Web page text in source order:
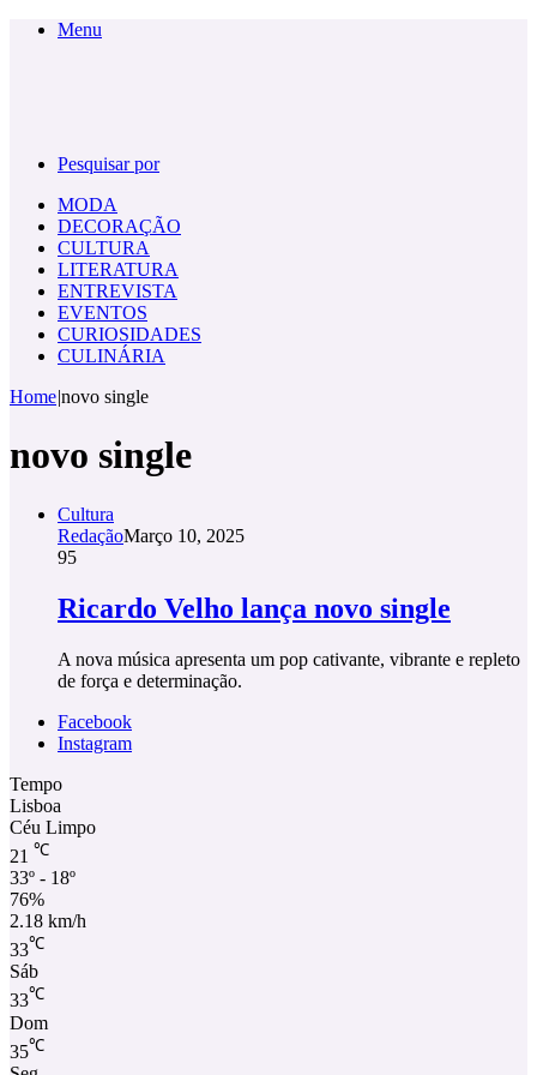
Menu
Pesquisar por
MODA
DECORAÇÃO
CULTURA
LITERATURA
ENTREVISTA
EVENTOS
CURIOSIDADES
CULINÁRIA
Home|novo single
novo single
Cultura
RedaçãoMarço 10, 2025
95
Ricardo Velho lança novo single
A nova música apresenta um pop cativante, vibrante e repleto
de força e determinação.
Facebook
Instagram
Tempo
Lisboa
Céu Limpo
21 ℃
33º - 18º
76%
2.18 km/h
33℃
Sáb
33℃
Dom
35℃